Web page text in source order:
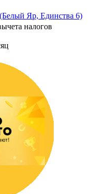
Яр, Единства 6)
налогов